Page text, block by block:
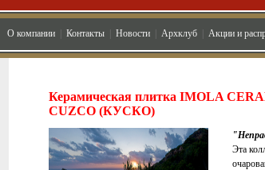
О компании| Контакты| Новости| Архклуб| Акции и
Керамическая плитка IMOLA
CUZCO (КУСКО)
Эта